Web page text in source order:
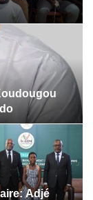
jeunesse
jeunes: La